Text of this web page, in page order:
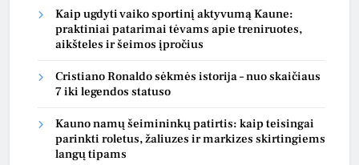
Kaip ugdyti vaiko sportinį aktyvumą Kaune:
praktiniai patarimai tėvams apie treniruotes,
aikšteles ir šeimos įpročius
Cristiano Ronaldo sėkmės istorija – nuo skaičiaus
7 iki legendos statuso
Kauno namų šeimininkų patirtis: kaip teisingai
parinkti roletus, žaliuzes ir markizes skirtingiems
langų tipams